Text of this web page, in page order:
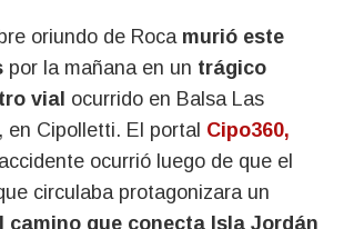
oriundo de Roca murió este
por la mañana en un trágico
vial ocurrido en Balsa Las
en Cipolletti. El portal Cipo360,
ocurrió luego de que el
circulaba protagonizara un
camino que conecta Isla Jordán